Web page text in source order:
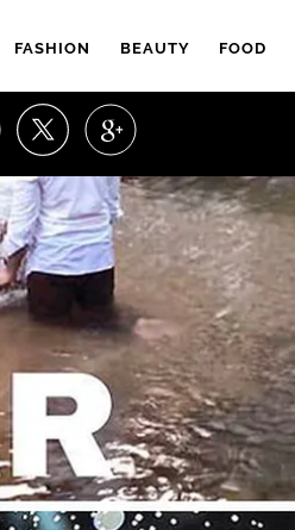
FASHION BEAUTY FOOD